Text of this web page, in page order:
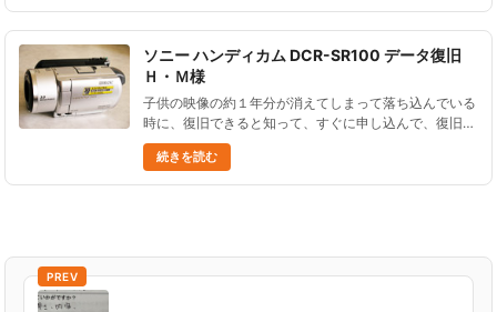
で検索して......
ソニー ハンディカム DCR-SR100 データ復旧
Ｈ・Ｍ様
子供の映像の約１年分が消えてしまって落ち込んでいる
時に、復旧できると知って、すぐに申し込んで、復旧し
ていただいて、ありがとうございました。 ソニー ハン
ディカム DCR-SR100 データ復旧 Ｈ・Ｍ様...
続きを読む
PREV